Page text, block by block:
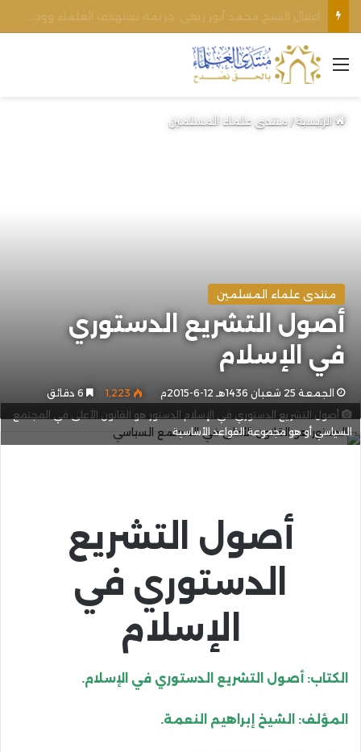
الأوقاف الفلسطينية تنفي صحة تعميم يمنع رفع الأذان عبر السماعات الخارجية للمساجد القريبة من المستوطنات
القائمة
الرئيسية/منتدى علماء المسلمين
منتدى علماء المسلمين
أصول التشريع الدستوري
في الإسلام
الجمعة 25 شعبان 1436هـ 12-6-2015م 1٬223
أصول التشريع الدستوري في الإسلام الدستور هو القانون الأعلى في المجتمع
السياسي أو هو مجموعة القواعد الأساسية
أصول التشريع
الدستوري في
الإسلام
الكتاب: أصول التشريع الدستوري في الإسلام.
المؤلف: الشيخ إبراهيم النعمة.